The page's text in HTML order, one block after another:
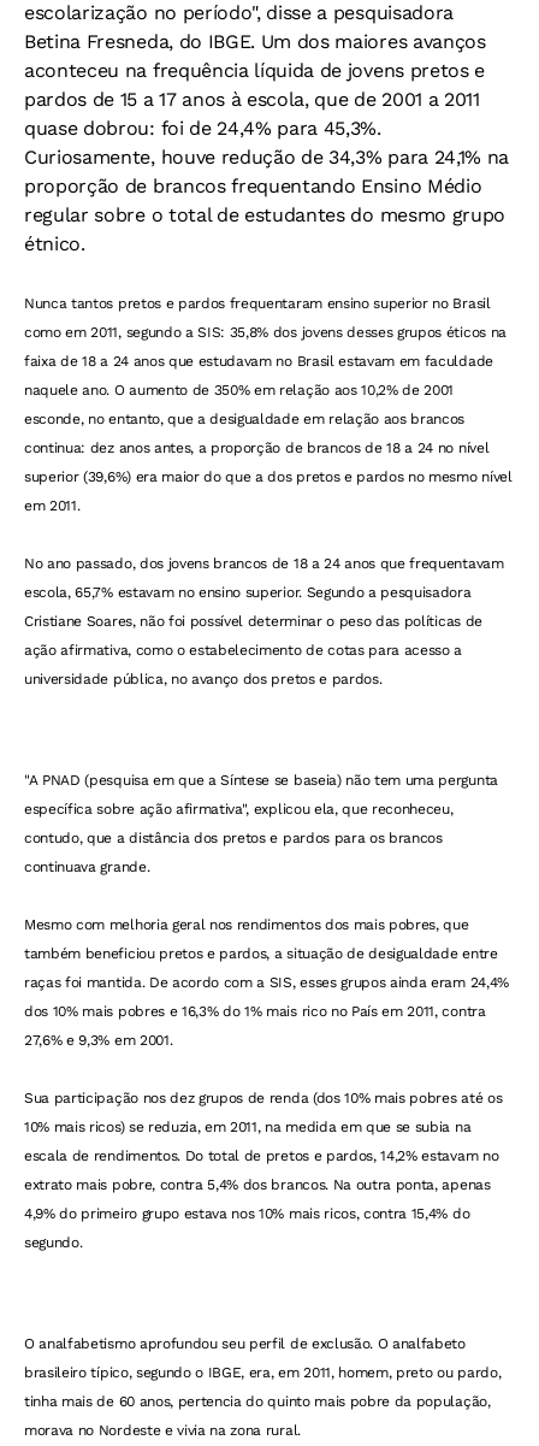
escolarização no período", disse a pesquisadora
Betina Fresneda, do IBGE. Um dos maiores avanços
aconteceu na frequência líquida de jovens pretos e
pardos de 15 a 17 anos à escola, que de 2001 a 2011
quase dobrou: foi de 24,4% para 45,3%.
Curiosamente, houve redução de 34,3% para 24,1% na
proporção de brancos frequentando Ensino Médio
regular sobre o total de estudantes do mesmo grupo
étnico.
Nunca tantos pretos e pardos frequentaram ensino superior no Brasil
como em 2011, segundo a SIS: 35,8% dos jovens desses grupos éticos na
faixa de 18 a 24 anos que estudavam no Brasil estavam em faculdade
naquele ano. O aumento de 350% em relação aos 10,2% de 2001
esconde, no entanto, que a desigualdade em relação aos brancos
continua: dez anos antes, a proporção de brancos de 18 a 24 no nível
superior (39,6%) era maior do que a dos pretos e pardos no mesmo nível
em 2011.
No ano passado, dos jovens brancos de 18 a 24 anos que frequentavam
escola, 65,7% estavam no ensino superior. Segundo a pesquisadora
Cristiane Soares, não foi possível determinar o peso das políticas de
ação afirmativa, como o estabelecimento de cotas para acesso a
universidade pública, no avanço dos pretos e pardos.
"A PNAD (pesquisa em que a Síntese se baseia) não tem uma pergunta
específica sobre ação afirmativa", explicou ela, que reconheceu,
contudo, que a distância dos pretos e pardos para os brancos
continuava grande.
Mesmo com melhoria geral nos rendimentos dos mais pobres, que
também beneficiou pretos e pardos, a situação de desigualdade entre
raças foi mantida. De acordo com a SIS, esses grupos ainda eram 24,4%
dos 10% mais pobres e 16,3% do 1% mais rico no País em 2011, contra
27,6% e 9,3% em 2001.
Sua participação nos dez grupos de renda (dos 10% mais pobres até os
10% mais ricos) se reduzia, em 2011, na medida em que se subia na
escala de rendimentos. Do total de pretos e pardos, 14,2% estavam no
extrato mais pobre, contra 5,4% dos brancos. Na outra ponta, apenas
4,9% do primeiro grupo estava nos 10% mais ricos, contra 15,4% do
segundo.
O analfabetismo aprofundou seu perfil de exclusão. O analfabeto
brasileiro típico, segundo o IBGE, era, em 2011, homem, preto ou pardo,
tinha mais de 60 anos, pertencia do quinto mais pobre da população,
morava no Nordeste e vivia na zona rural.